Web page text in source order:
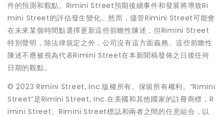
件的預測和觀點。Rimini Street預期後續事件和發展將導致Ri
mini Street的評估發生變化。然而，儘管Rimini Street可能會
在未來某個時間點選擇更新這些前瞻性陳述，但Rimini Street
特別聲明，除法律規定之外，公司沒有這方面義務。這些前瞻性
陳述不應被視為代表Rimini Street在本新聞稿發佈之日後任何
日期的觀點。
© 2023 Rimini Street, Inc.版權所有。保留所有權利。“Rimini
Street”是Rimini Street, Inc.在美國和其他國家的註冊商標，R
imini Street、Rimini Street標誌和兩者之間的任意組合，以